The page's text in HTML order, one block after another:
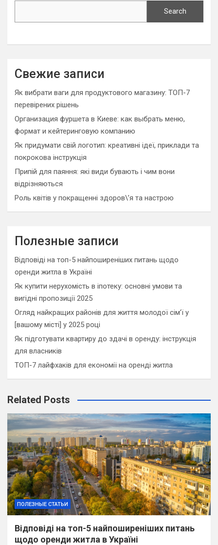
Search
Свежие записи
Як вибрати ваги для продуктового магазину: ТОП-7
перевірених рішень
Организация фуршета в Киеве: как выбрать меню,
формат и кейтеринговую компанию
Як придумати свій логотип: креативні ідеї, приклади та
покрокова інструкція
Припій для паяння: які види бувають і чим вони
відрізняються
Роль квітів у покращенні здоров\’я та настрою
Полезные записи
Відповіді на топ-5 найпоширеніших питань щодо
оренди житла в Україні
Як купити нерухомість в іпотеку: основні умови та
вигідні пропозиції 2025
Огляд найкращих районів для життя молодої сім’ї у
[вашому місті] у 2025 році
Як підготувати квартиру до здачі в оренду: інструкція
для власників
ТОП-7 лайфхаків для економії на оренді житла
Related Posts
ПОЛЕЗНЫЕ СТАТЬИ
Відповіді на топ-5 найпоширеніших питань
щодо оренди житла в Україні